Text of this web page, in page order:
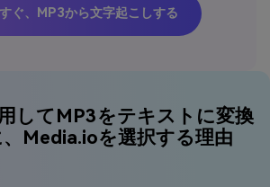
ぐ、MP3から文字起こしする
してMP3をテキストに変換
Media.ioを選択する理由